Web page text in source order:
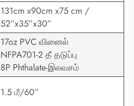
131cm x90cm x75 cm /
52”x35”x30”
17oz PVC வினைல்
NFPA701-2 தீ தடுப்பு
8P Phthalate-இலவசம்
1.5 மீ/60”